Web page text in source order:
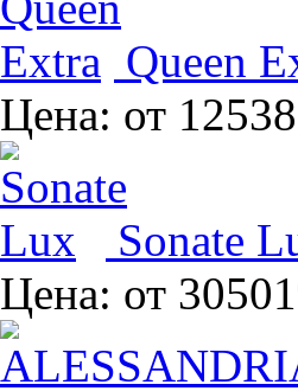
Queen
Цена: от
Sonate
Цена: от